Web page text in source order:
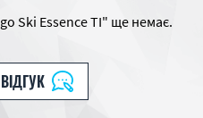
Ski Essence TI" ще немає.